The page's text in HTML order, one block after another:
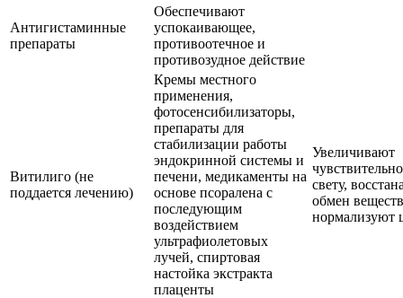
Антигистаминные
препараты
Обеспечивают
успокаивающее,
противоотечное и
противозудное действие
Витилиго (не
поддается лечению)
Кремы местного
применения,
фотосенсибилизаторы,
препараты для
стабилизации работы
эндокринной системы и
печени, медикаменты на
основе псоралена с
последующим
воздействием
ультрафиолетовых
лучей, спиртовая
настойка экстракта
плаценты
Увеличивают
свету,
обмен
нормализуют